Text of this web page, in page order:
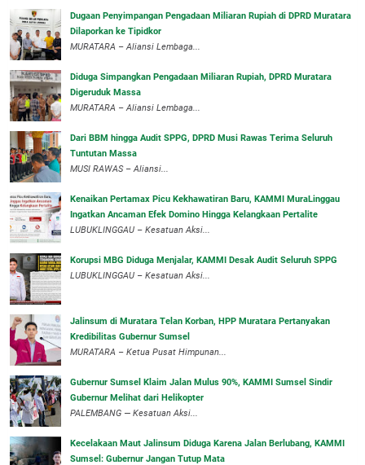
‎Dugaan Penyimpangan Pengadaan Miliaran Rupiah di DPRD Muratara
Dilaporkan ke Tipidkor
‎MURATARA – Aliansi Lembaga...
Diduga Simpangkan Pengadaan Miliaran Rupiah, DPRD Muratara
Digeruduk Massa
‎MURATARA – Aliansi Lembaga...
Dari BBM hingga Audit SPPG, DPRD Musi Rawas Terima Seluruh
Tuntutan Massa
MUSI RAWAS – Aliansi...
‎Kenaikan Pertamax Picu Kekhawatiran Baru, KAMMI MuraLinggau
Ingatkan Ancaman Efek Domino Hingga Kelangkaan Pertalite
‎LUBUKLINGGAU – Kesatuan Aksi...
Korupsi MBG Diduga Menjalar, KAMMI Desak Audit Seluruh SPPG
‎LUBUKLINGGAU – Kesatuan Aksi...
‎Jalinsum di Muratara Telan Korban, HPP Muratara Pertanyakan
Kredibilitas Gubernur Sumsel
MURATARA – Ketua Pusat Himpunan...
‎Gubernur Sumsel Klaim Jalan Mulus 90%, KAMMI Sumsel Sindir
Gubernur Melihat dari Helikopter
‎PALEMBANG — Kesatuan Aksi...
‎Kecelakaan Maut Jalinsum Diduga Karena Jalan Berlubang, KAMMI
Sumsel: Gubernur Jangan Tutup Mata